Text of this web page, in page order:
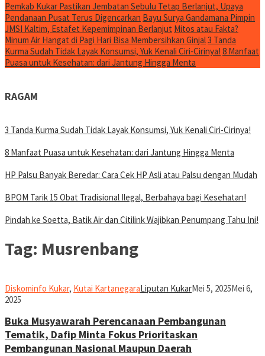
Pemkab Kukar Pastikan Jembatan Sebulu Tetap Berlanjut, Upaya
Pendanaan Pusat Terus Digencarkan Bayu Surya Gandamana Pimpin
JMSI Kaltim, Estafet Kepemimpinan Berlanjut Mitos atau Fakta?
Minum Air Hangat di Pagi Hari Bisa Membersihkan Ginjal3 Tanda
Kurma Sudah Tidak Layak Konsumsi, Yuk Kenali Ciri-Cirinya! 8 Manfaat
Puasa untuk Kesehatan: dari Jantung Hingga Menta
RAGAM
3 Tanda Kurma Sudah Tidak Layak Konsumsi, Yuk Kenali Ciri-Cirinya!
8 Manfaat Puasa untuk Kesehatan: dari Jantung Hingga Menta
HP Palsu Banyak Beredar: Cara Cek HP Asli atau Palsu dengan Mudah
BPOM Tarik 15 Obat Tradisional Ilegal, Berbahaya bagi Kesehatan!
Pindah ke Soetta, Batik Air dan Citilink Wajibkan Penumpang Tahu Ini!
Tag: Musrenbang
Diskominfo Kukar, Kutai KartanegaraLiputan KukarMei 5, 2025Mei 6,
2025
Buka Musyawarah Perencanaan Pembangunan
Tematik, Dafip Minta Fokus Prioritaskan
Pembangunan Nasional Maupun Daerah